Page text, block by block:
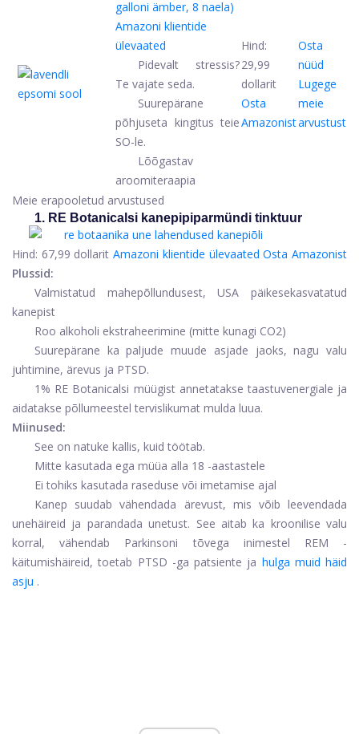
galloni ämber, 8 naela)
Amazoni klientide
ülevaated
Pidevalt stressis?
Te vajate seda.
Suurepärane
põhjuseta kingitus teie
SO-le.
Lõõgastav
aroomiteraapia
Hind:
29,99
dollarit
Osta
Amazonist
Osta
nüüd
Lugege
meie
arvustust
Meie erapooletud arvustused
1. RE Botanicalsi kanepipiparmündi tinktuur
Hind: 67,99 dollarit Amazoni klientide ülevaated Osta Amazonist
Plussid:
Valmistatud mahepõllundusest, USA päikesekasvatatud
kanepist
Roo alkoholi ekstraheerimine (mitte kunagi CO2)
Suurepärane ka paljude muude asjade jaoks, nagu valu
juhtimine, ärevus ja PTSD.
1% RE Botanicalsi müügist annetatakse taastuvenergiale ja
aidatakse põllumeestel tervislikumat mulda luua.
Miinused:
See on natuke kallis, kuid töötab.
Mitte kasutada ega müüa alla 18 -aastastele
Ei tohiks kasutada raseduse või imetamise ajal
Kanep suudab vähendada ärevust, mis võib leevendada
unehäireid ja parandada unetust. See aitab ka kroonilise valu
korral, vähendab Parkinsoni tõvega inimestel REM -
käitumishäireid, toetab PTSD -ga patsiente ja hulga muid häid
asju .